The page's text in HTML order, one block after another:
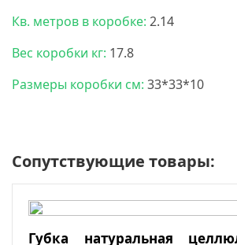
Кв. метров в коробке: 2.14
Вес коробки кг: 17.8
Размеры коробки см: 33*33*10
Сопутствующие товары:
Губка натуральная